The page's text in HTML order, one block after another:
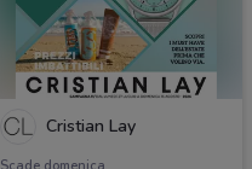
Cristian Lay